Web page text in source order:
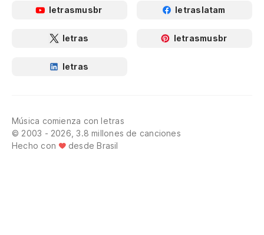
letrasmusbr letraslatam
letras letrasmusbr
letras
Música comienza con letras
© 2003 - 2026, 3.8 millones de canciones
Hecho con
desde Brasil